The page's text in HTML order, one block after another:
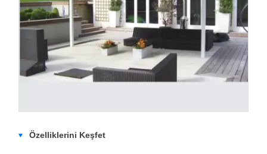
Özelliklerini Keşfet